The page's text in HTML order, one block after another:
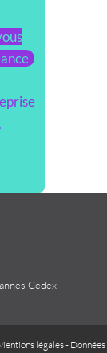
Cedex
légales- Données